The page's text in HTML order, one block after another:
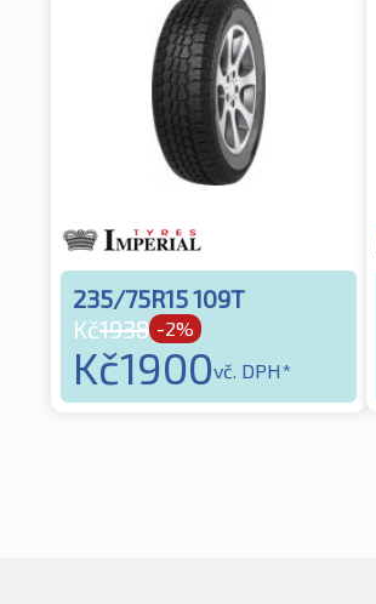
235/75R15 109T
Kč1938 -2%
Kč1900vč. DPH*